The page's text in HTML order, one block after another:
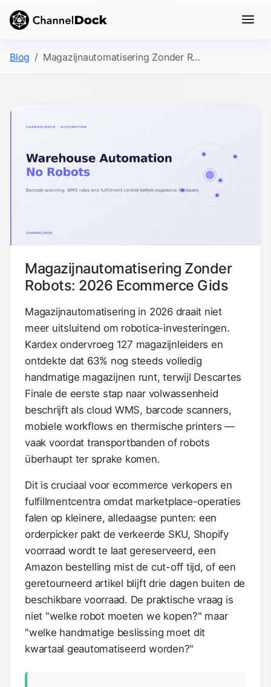
Blog Magazijnautomatisering Zonder Robots: 2026 Ecommerce Gids
Magazijnautomatisering Zonder
Robots: 2026 Ecommerce Gids
Magazijnautomatisering in 2026 draait niet
meer uitsluitend om robotica-investeringen.
Kardex ondervroeg 127 magazijnleiders en
ontdekte dat 63% nog steeds volledig
handmatige magazijnen runt, terwijl Descartes
Finale de eerste stap naar volwassenheid
beschrijft als cloud WMS, barcode scanners,
mobiele workflows en thermische printers —
vaak voordat transportbanden of robots
überhaupt ter sprake komen.
Dit is cruciaal voor ecommerce verkopers en
fulfillmentcentra omdat marketplace-operaties
falen op kleinere, alledaagse punten: een
orderpicker pakt de verkeerde SKU, Shopify
voorraad wordt te laat gereserveerd, een
Amazon bestelling mist de cut-off tijd, of een
geretourneerd artikel blijft drie dagen buiten de
beschikbare voorraad. De praktische vraag is
niet "welke robot moeten we kopen?" maar
"welke handmatige beslissing moet dit
kwartaal geautomatiseerd worden?"